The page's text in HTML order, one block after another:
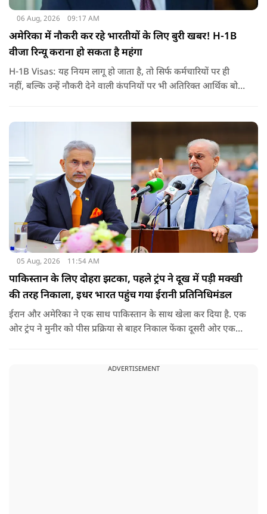
06 Aug, 2026 09:17 AM
अमेरिका में नौकरी कर रहे भारतीयों के लिए बुरी खबर! H-1B
वीजा रिन्यू कराना हो सकता है महंगा
H-1B Visas: यह नियम लागू हो जाता है, तो सिर्फ कर्मचारियों पर ही
नहीं, बल्कि उन्हें नौकरी देने वाली कंपनियों पर भी अतिरिक्त आर्थिक बोझ
वीजा का समय-समय पर नवीनीकरण कराते हैं.
05 Aug, 2026 11:54 AM
पाकिस्तान के लिए दोहरा झटका, पहले ट्रंप ने दूख में पड़ी मक्खी
की तरह निकाला, इधर भारत पहुंच गया ईरानी प्रतिनिधिमंडल
ईरान और अमेरिका ने एक साथ पाकिस्तान के साथ खेला कर दिया है. एक
ओर ट्रंप ने मुनीर को पीस प्रक्रिया से बाहर निकाल फेंका दूसरी ओर एक
ADVERTISEMENT